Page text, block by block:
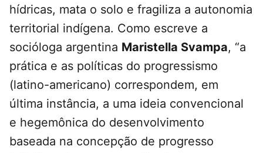
hídricas, mata o solo e fragiliza a autonomia
territorial indígena. Como escreve a
socióloga argentina Maristella Svampa, “a
prática e as políticas do progressismo
(latino-americano) correspondem, em
última instância, a uma ideia convencional
e hegemônica do desenvolvimento
baseada na concepção de progresso